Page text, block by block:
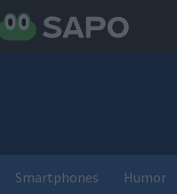
Smartphones Humor